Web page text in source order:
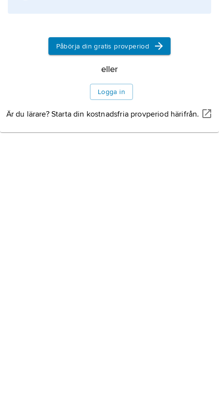
Påbörja din gratis provperiod
eller
Logga in
Är du lärare? Starta din kostnadsfria provperiod härifrån.